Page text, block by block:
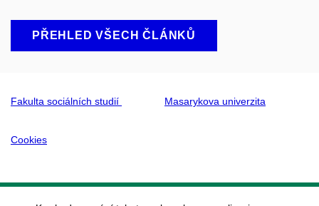
PŘEHLED VŠECH ČLÁNKŮ
Fakulta sociálních studií Masarykova univerzita
Cookies